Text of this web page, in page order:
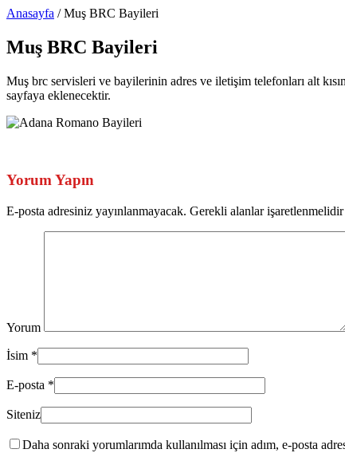
Anasayfa /Muş BRC Bayileri
Muş BRC Bayileri
Muş brc servisleri ve bayilerinin adres ve iletişim telefonları alt
sayfaya eklenecektir.
Yorum Yapın
E-posta adresiniz yayınlanmayacak. Gerekli alanlar işaretlenmelidir
Yorum
İsim *
E-posta *
Siteniz
Daha sonraki yorumlarımda kullanılması için adım, e-posta